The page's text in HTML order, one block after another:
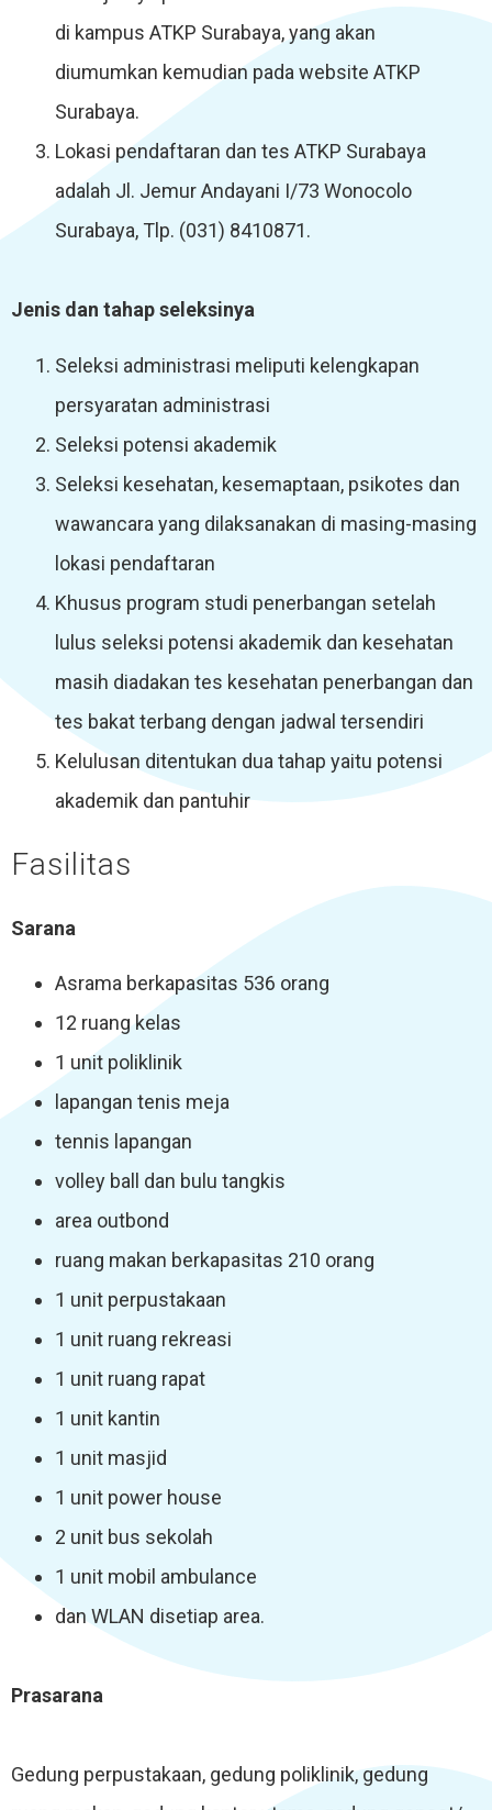
di kampus ATKP Surabaya, yang akan
diumumkan kemudian pada website ATKP
Surabaya.
Lokasi pendaftaran dan tes ATKP Surabaya
adalah Jl. Jemur Andayani I/73 Wonocolo
Surabaya, Tlp. (031) 8410871.
Jenis dan tahap seleksinya
Seleksi administrasi meliputi kelengkapan
persyaratan administrasi
Seleksi potensi akademik
Seleksi kesehatan, kesemaptaan, psikotes dan
wawancara yang dilaksanakan di masing-masing
lokasi pendaftaran
Khusus program studi penerbangan setelah
lulus seleksi potensi akademik dan kesehatan
masih diadakan tes kesehatan penerbangan dan
tes bakat terbang dengan jadwal tersendiri
Kelulusan ditentukan dua tahap yaitu potensi
akademik dan pantuhir
Fasilitas
Sarana
Asrama berkapasitas 536 orang
12 ruang kelas
1 unit poliklinik
lapangan tenis meja
tennis lapangan
volley ball dan bulu tangkis
area outbond
ruang makan berkapasitas 210 orang
1 unit perpustakaan
1 unit ruang rekreasi
1 unit ruang rapat
1 unit kantin
1 unit masjid
1 unit power house
2 unit bus sekolah
1 unit mobil ambulance
dan WLAN disetiap area.
Prasarana
Gedung perpustakaan, gedung poliklinik, gedung